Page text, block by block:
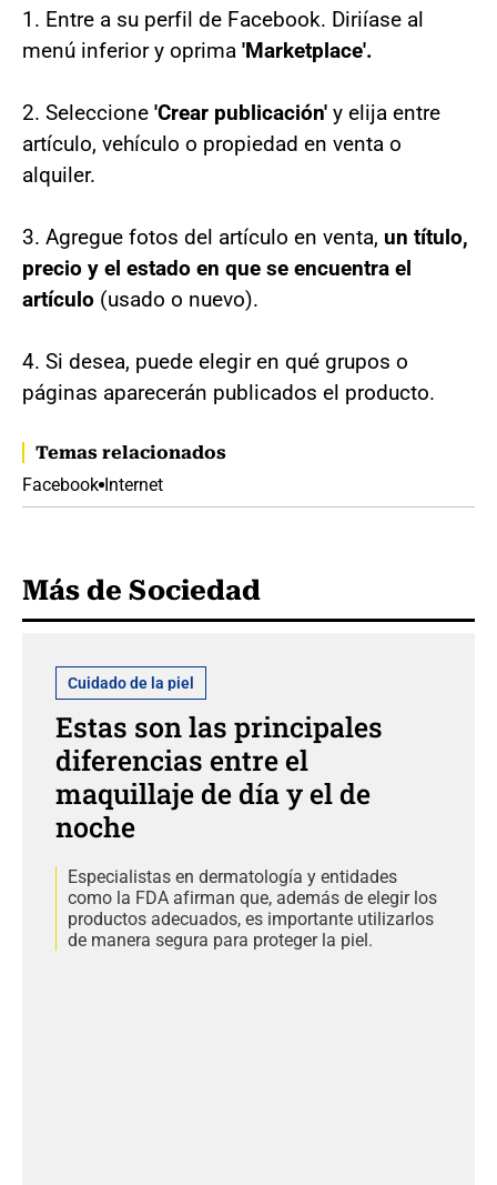
1. Entre a su perfil de Facebook. Diriíase al
menú inferior y oprima 'Marketplace'.
2. Seleccione 'Crear publicación' y elija entre
artículo, vehículo o propiedad en venta o
alquiler.
3. Agregue fotos del artículo en venta, un título,
precio y el estado en que se encuentra el
artículo (usado o nuevo).
4. Si desea, puede elegir en qué grupos o
páginas aparecerán publicados el producto.
Temas relacionados
Facebook Internet
Más de Sociedad
Cuidado de la piel
Estas son las principales
diferencias entre el
maquillaje de día y el de
noche
Especialistas en dermatología y entidades
como la FDA afirman que, además de elegir los
productos adecuados, es importante utilizarlos
de manera segura para proteger la piel.